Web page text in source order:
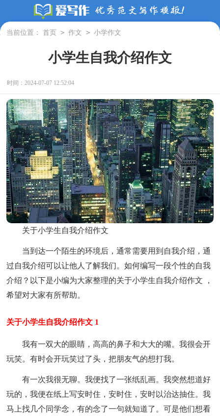
当前位置： 首页 > 作文 > 小学作文
小学生自我介绍作文
时间：2024-07-07 12:52:04
关于小学生自我介绍作文
当到达一个陌生的环境后，通常需要用到自我介绍，通
过自我介绍可以让他人了解我们。如何编写一段个性的自我
介绍？以下是小编为大家整理的关于小学生自我介绍作文 ，
希望对大家有所帮助。
关于小学生自我介绍作文 1
我有一双大的眼睛，高高的鼻子和大大的嘴。我很会开
玩笑。有时会开玩笑过了头，把朋友气的想打我。
有一次我很无聊。我便找了一张纸乱画。我突然想道好
玩的，我便在纸上写安时住，安时住，安时以治达抽住。我
马上找几个同学念，有的念了一句就知道了。可是他们想看